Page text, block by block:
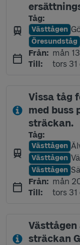
Tåg:
Linje
Västtågen
Linje
Öresundståg
Från: mån
Till: tors
Vissa tåg
med buss
sträckan.
Tåg:
Linje
Västtågen
Linje
Västtågen
Linje
Västtågen
Från: mån
Till: tors
Västtågen
sträckan